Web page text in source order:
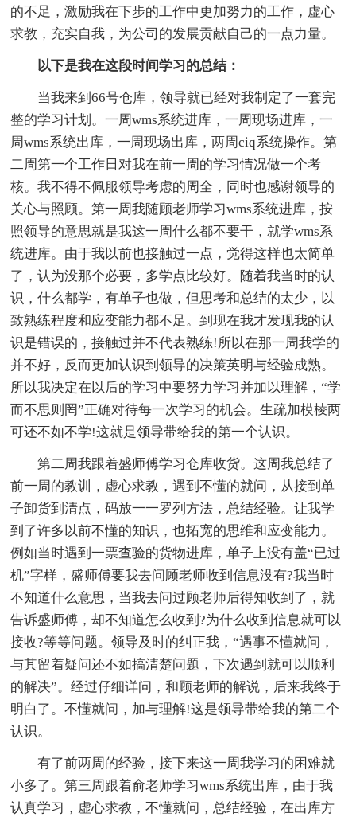
的不足，激励我在下步的工作中更加努力的工作，虚心
求教，充实自我，为公司的发展贡献自己的一点力量。
以下是我在这段时间学习的总结：
当我来到66号仓库，领导就已经对我制定了一套完
整的学习计划。一周wms系统进库，一周现场进库，一
周wms系统出库，一周现场出库，两周ciq系统操作。第
二周第一个工作日对我在前一周的学习情况做一个考
核。我不得不佩服领导考虑的周全，同时也感谢领导的
关心与照顾。第一周我随顾老师学习wms系统进库，按
照领导的意思就是我这一周什么都不要干，就学wms系
统进库。由于我以前也接触过一点，觉得这样也太简单
了，认为没那个必要，多学点比较好。随着我当时的认
识，什么都学，有单子也做，但思考和总结的太少，以
致熟练程度和应变能力都不足。到现在我才发现我的认
识是错误的，接触过并不代表熟练!所以在那一周我学的
并不好，反而更加认识到领导的决策英明与经验成熟。
所以我决定在以后的学习中要努力学习并加以理解，“学
而不思则罔”正确对待每一次学习的机会。生疏加模棱两
可还不如不学!这就是领导带给我的第一个认识。
第二周我跟着盛师傅学习仓库收货。这周我总结了
前一周的教训，虚心求教，遇到不懂的就问，从接到单
子卸货到清点，码放一一罗列方法，总结经验。让我学
到了许多以前不懂的知识，也拓宽的思维和应变能力。
例如当时遇到一票查验的货物进库，单子上没有盖“已过
机”字样，盛师傅要我去问顾老师收到信息没有?我当时
不知道什么意思，当我去问过顾老师后得知收到了，就
告诉盛师傅，却不知道怎么收到?为什么收到信息就可以
接收?等等问题。领导及时的纠正我，“遇事不懂就问，
与其留着疑问还不如搞清楚问题，下次遇到就可以顺利
的解决”。经过仔细详问，和顾老师的解说，后来我终于
明白了。不懂就问，加与理解!这是领导带给我的第二个
认识。
有了前两周的经验，接下来这一周我学习的困难就
小多了。第三周跟着俞老师学习wms系统出库，由于我
认真学习，虚心求教，不懂就问，总结经验，在出库方